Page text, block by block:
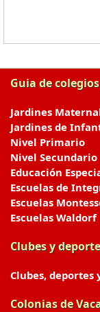
Guia de
Jardines
Jardines de
Nivel Primario
Nivel Secundario
Educación
Escuelas de
Escuelas
Escuelas Waldorf
Clubes y
Clubes, deportes
Colonias de